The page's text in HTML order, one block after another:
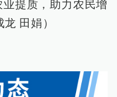
提质，助力农民增
田娟）